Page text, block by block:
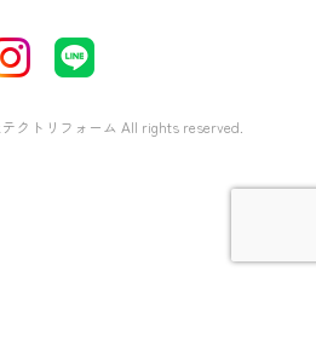
クトリフォーム All rights reserved.